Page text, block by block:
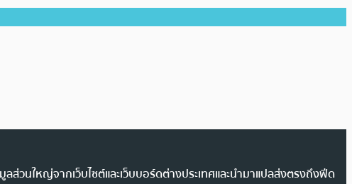
ส่วนใหญ่จากเว็บไซต์และเว็บบอร์ดต่างประเทศและนำมาแปลส่งตรงถึงฟีด